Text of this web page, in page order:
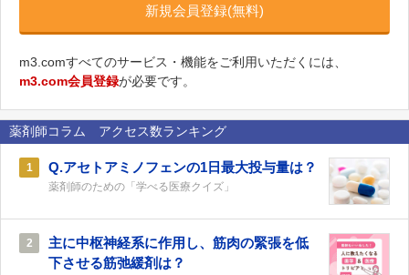
新規会員登録(無料)
m3.comすべてのサービス・機能をご利用いただくには、
m3.com会員登録が必要です。
薬剤師コラム アクセス数ランキング
1 Q.アセトアミノフェンの1日最大投与量は？
薬剤師のための「学べる医療クイズ」
2
主に中枢神経系に作用し、筋肉の緊張を低
下させる筋弛緩剤は？